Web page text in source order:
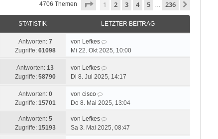
4706 Themen Seite von236
1 2 3 4 5 … 236
STATISTIK LETZTER BEITRAG
Antworten: 7
Zugriffe: 61098
von Lefkes
Mi 22. Okt 2025, 10:00
Antworten:13
Zugriffe: 58790
von Lefkes
Di 8. Jul 2025, 14:17
Antworten: 0
Zugriffe: 15701
von cisco
Do 8. Mai 2025, 13:04
Antworten: 5
Zugriffe: 15193
von Lefkes
Sa 3. Mai 2025, 08:47